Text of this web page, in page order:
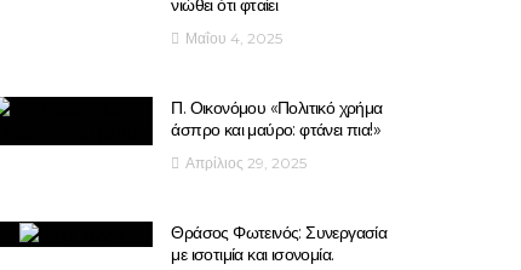
νιώθει ότι φταίει
Μαΐου 4, 2025
Π. Οικονόμου «Πολιτικό χρήμα
άσπρο και μαύρο: φτάνει πια!»
Απρίλιος 29, 2025
Θράσος Φωτεινός: Συνεργασία
με ισοτιμία και ισονομία.